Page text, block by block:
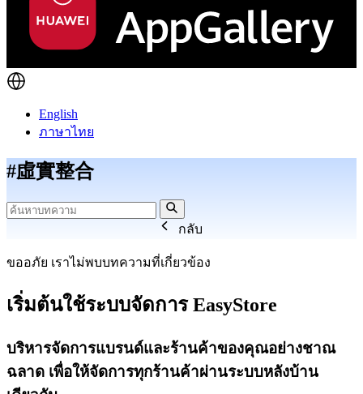
English
ภาษาไทย
#虛實整合
กลับ
ขออภัย เราไม่พบบทความที่เกี่ยวข้อง
เริ่มต้นใช้ระบบจัดการ EasyStore
บริหารจัดการแบรนด์และร้านค้าของคุณอย่างชาณ
ฉลาด เพื่อให้จัดการทุกร้านค้าผ่านระบบหลังบ้าน